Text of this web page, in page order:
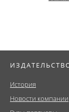
История
Новости компании